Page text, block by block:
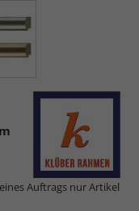
Auftrags nur Artikel